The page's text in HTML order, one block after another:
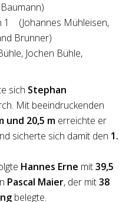
1 (Johannes Mühleisen,
Brunner)
Jochen Bühle,
sich Stephan
Mit beeindruckenden
und 20,5 m erreichte er
sicherte sich damit den 1.
Hannes Erne mit39,5
Pascal Maier, der mit38
belegte.